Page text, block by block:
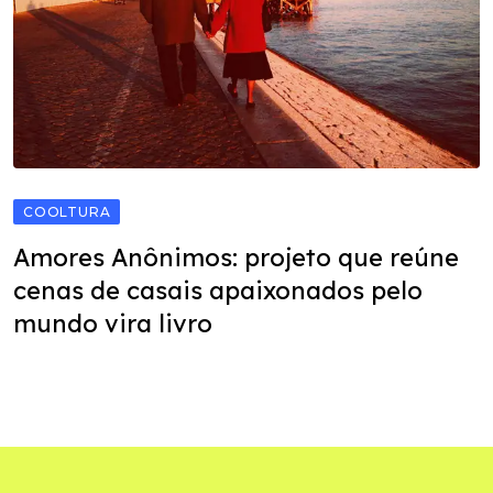
COOLTURA
Amores Anônimos: projeto que reúne
cenas de casais apaixonados pelo
mundo vira livro